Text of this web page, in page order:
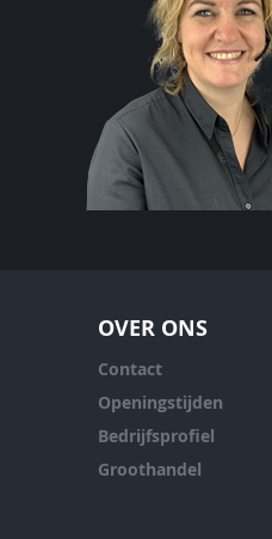
OVER ONS
Contact
Openingstijden
Bedrijfsprofiel
Groothandel